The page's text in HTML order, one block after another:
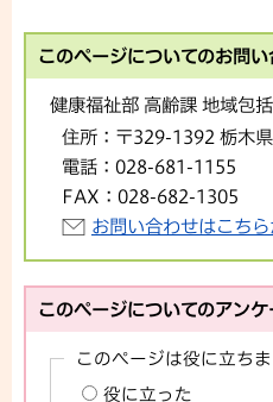
このページについてのお問
健康福祉部 高齢課 地域包
住所： 〒329-1392 栃木
電話： 028-681-1155
FAX： 028-682-1305
お問い合わせはこちら
このページについてのアン
このページは役に立ち
役に立った